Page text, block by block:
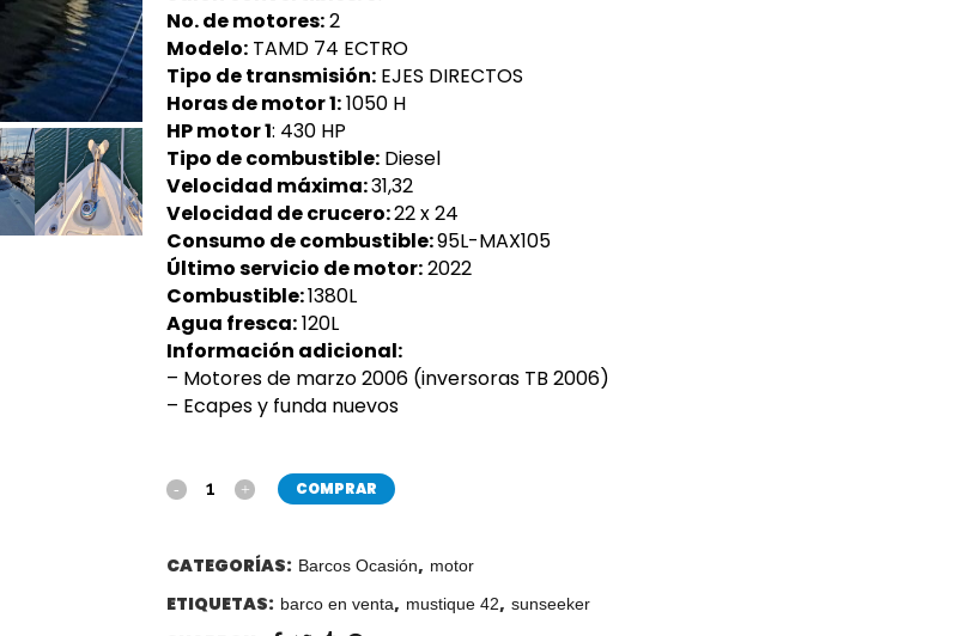
No. de motores:2
Modelo: TAMD 74 ECTRO
Tipo de transmisión: EJES DIRECTOS
Horas de motor 1:1050 H
HP motor 1: 430 HP
Tipo de combustible: Diesel
Velocidad máxima:31,32
Velocidad de crucero:22 x 24
Consumo de combustible:95L-MAX105
Último servicio de motor:2022
Combustible:1380L
Agua fresca:120L
Información adicional:
– Motores de marzo 2006 (inversoras TB 2006)
– Ecapes y funda nuevos
COMPRAR
CATEGORÍAS: Barcos Ocasión, motor
ETIQUETAS: barco en venta, mustique 42, sunseeker